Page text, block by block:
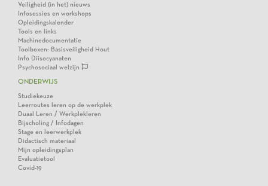
Veiligheid (in het) nieuws
Infosessies en workshops
Opleidingskalender
Tools en links
Machinedocumentatie
Toolboxen: Basisveiligheid Hout
Info Diisocyanaten
Psychosociaal welzijn
ONDERWIJS
Studiekeuze
Leerroutes leren op de werkplek
Duaal Leren / Werkplekleren
Bijscholing / Infodagen
Stage en leerwerkplek
Didactisch materiaal
Mijn opleidingsplan
Evaluatietool
Covid-19